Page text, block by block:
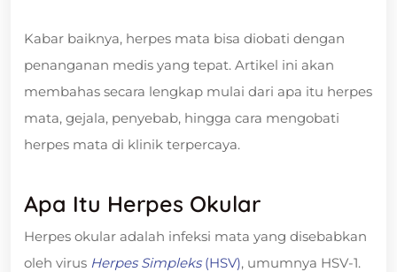
Kabar baiknya, herpes mata bisa diobati dengan
penanganan medis yang tepat. Artikel ini akan
membahas secara lengkap mulai dari apa itu herpes
mata, gejala, penyebab, hingga cara mengobati
herpes mata di klinik terpercaya.
Apa Itu Herpes Okular
Herpes okular adalah infeksi mata yang disebabkan
oleh virus Herpes Simpleks(HSV), umumnya HSV‑1.